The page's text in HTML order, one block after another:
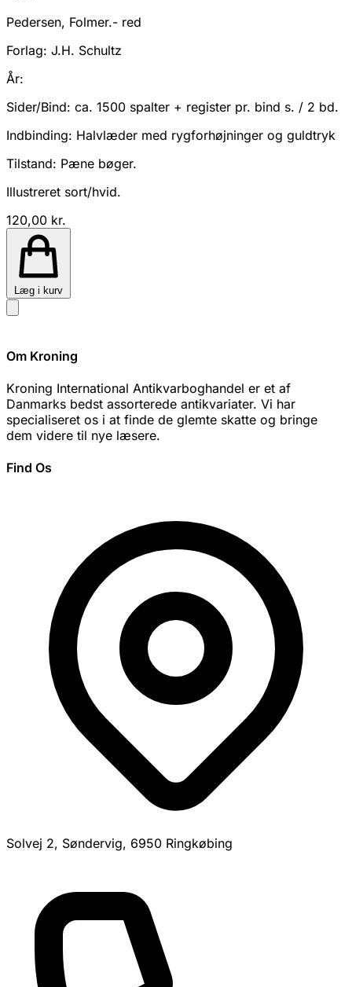
Pedersen, Folmer.- red
Forlag: J.H. Schultz
År:
Sider/Bind: ca. 1500 spalter + register pr. bind s. / 2 bd.
Indbinding: Halvlæder med rygforhøjninger og guldtryk
Tilstand: Pæne bøger.
Illustreret sort/hvid.
120,00 kr.
Læg i kurv
Om Kroning
Kroning International Antikvarboghandel er et af
Danmarks bedst assorterede antikvariater. Vi har
specialiseret os i at finde de glemte skatte og bringe
dem videre til nye læsere.
Find Os
Solvej 2, Søndervig, 6950 Ringkøbing